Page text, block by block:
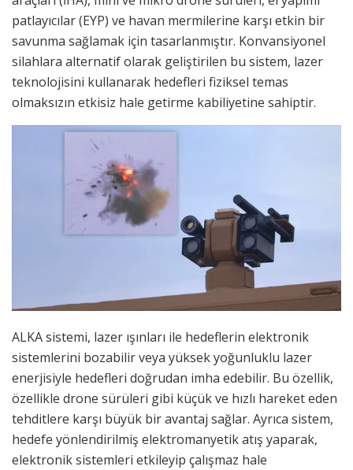
patlayıcılar (EYP) ve havan mermilerine karşı etkin bir
savunma sağlamak için tasarlanmıştır. Konvansiyonel
silahlara alternatif olarak geliştirilen bu sistem, lazer
teknolojisini kullanarak hedefleri fiziksel temas
olmaksızın etkisiz hale getirme kabiliyetine sahiptir.
ALKA sistemi, lazer ışınları ile hedeflerin elektronik
sistemlerini bozabilir veya yüksek yoğunluklu lazer
enerjisiyle hedefleri doğrudan imha edebilir. Bu özellik,
özellikle drone sürüleri gibi küçük ve hızlı hareket eden
tehditlere karşı büyük bir avantaj sağlar. Ayrıca sistem,
hedefe yönlendirilmiş elektromanyetik atış yaparak,
elektronik sistemleri etkileyip çalışmaz hale